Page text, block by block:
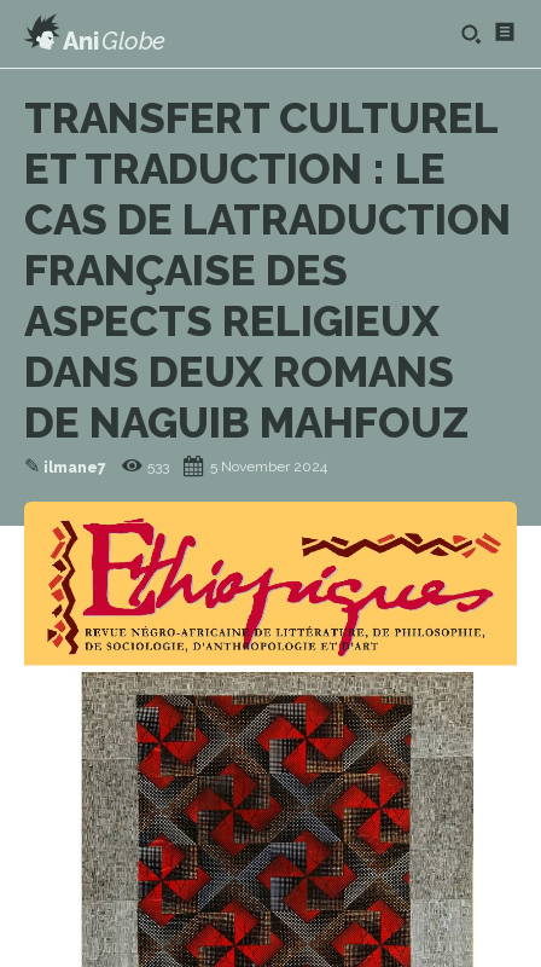
AniGlobe
TRANSFERT CULTUREL
ET TRADUCTION : LE
CAS DE LATRADUCTION
FRANÇAISE DES
ASPECTS RELIGIEUX
DANS DEUX ROMANS
DE NAGUIB MAHFOUZ
✎ ilmane7 533 5 November 2024